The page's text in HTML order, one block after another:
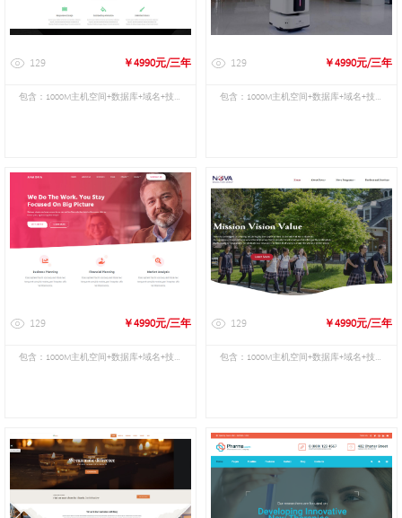
129 ￥4990元/三年
包含：1000M主机空间+数据库+域名+技术
129 ￥4990元/三年
包含：1000M主机空间+数据库+域名+技术
129 ￥4990元/三年
包含：1000M主机空间+数据库+域名+技术
129 ￥4990元/三年
包含：1000M主机空间+数据库+域名+技术